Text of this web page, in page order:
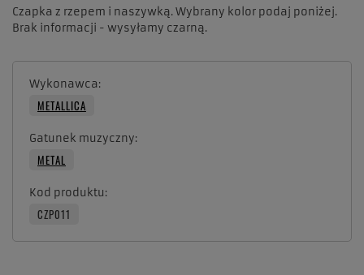
Czapka z rzepem i naszywką. Wybrany kolor podaj poniżej.
Brak informacji - wysyłamy czarną.
Wykonawca
METALLICA
Gatunek muzyczny
METAL
Kod produktu
CZP011